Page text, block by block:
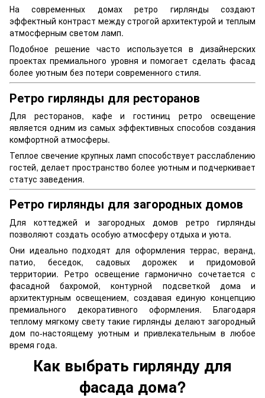
На современных домах ретро гирлянды создают
эффектный контраст между строгой архитектурой и теплым
атмосферным светом ламп.
Подобное решение часто используется в дизайнерских
проектах премиального уровня и помогает сделать фасад
более уютным без потери современного стиля.
Ретро гирлянды для ресторанов
Для ресторанов, кафе и гостиниц ретро освещение
является одним из самых эффективных способов создания
комфортной атмосферы.
Теплое свечение крупных ламп способствует расслаблению
гостей, делает пространство более уютным и подчеркивает
статус заведения.
Ретро гирлянды для загородных домов
Для коттеджей и загородных домов ретро гирлянды
позволяют создать особую атмосферу отдыха и уюта.
Они идеально подходят для оформления террас, веранд,
патио, беседок, садовых дорожек и придомовой
территории. Ретро освещение гармонично сочетается с
фасадной бахромой, контурной подсветкой дома и
архитектурным освещением, создавая единую концепцию
премиального декоративного оформления. Благодаря
теплому мягкому свету такие гирлянды делают загородный
дом по-настоящему уютным и привлекательным в любое
время года.
Как выбрать гирлянду для
фасада дома?